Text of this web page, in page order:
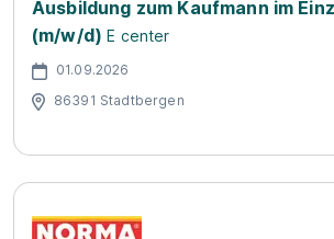
Ausbildung zum Kaufmann im
(m/w/d) E center
01.09.2026
86391 Stadtbergen